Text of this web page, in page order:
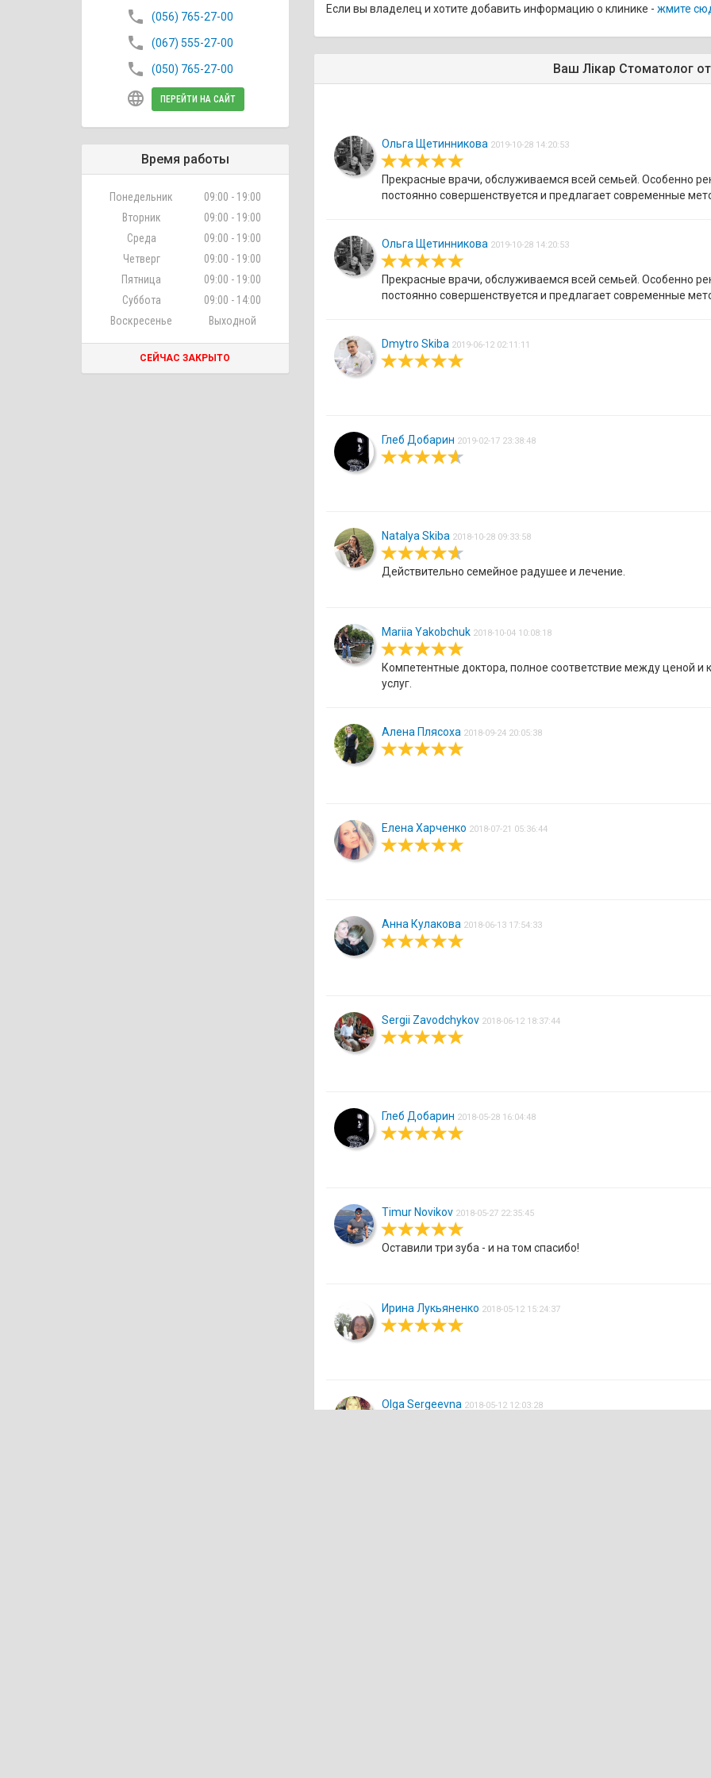
phone (056) 765-27-00
phone (067) 555-27-00
phone (050) 765-27-00
language ПЕРЕЙТИ НА САЙТ
Время работы
Понедельник
09:00 - 19:00
Вторник
09:00 - 19:00
Среда
09:00 - 19:00
Четверг
09:00 - 19:00
Пятница
09:00 - 19:00
Суббота
09:00 - 14:00
Воскресенье
Выходной
СЕЙЧАС ЗАКРЫТО
Если вы владелец и хотите добавить информацию о клинике - жмите
Ваш Лікар Стоматолог
Ольга Щетинникова 2019-10-28 14:20:53
Прекрасные врачи, обслуживаемся всей семьей. Особенно
постоянно совершенствуется и предлагает современные
Ольга Щетинникова 2019-10-28 14:20:53
Прекрасные врачи, обслуживаемся всей семьей. Особенно
постоянно совершенствуется и предлагает современные
Dmytro Skiba 2019-06-12 02:11:11
Глеб Добарин 2019-02-17 23:38:48
Natalya Skiba 2018-10-28 09:33:58
Действительно семейное радушее и лечение.
Mariia Yakobchuk 2018-10-04 10:08:18
Компетентные доктора, полное соответствие между ценой
услуг.
Алена Плясоха 2018-09-24 20:05:38
Елена Харченко 2018-07-21 05:36:44
Анна Кулакова 2018-06-13 17:54:33
Sergii Zavodchykov 2018-06-12 18:37:44
Глеб Добарин 2018-05-28 16:04:48
Timur Novikov 2018-05-27 22:35:45
Оставили три зуба - и на том спасибо!
Ирина Лукьяненко 2018-05-12 15:24:37
Olga Sergeevna 2018-05-12 12:03:28